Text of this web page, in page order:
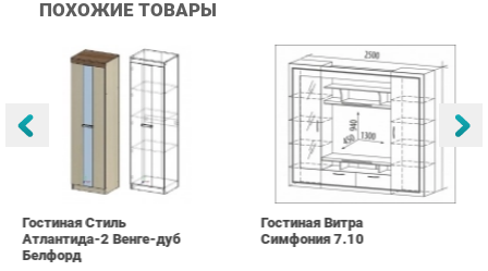
Купить
Гостиная Стиль
Атлантида-2 Венге-дуб
Белфорд
Купить
Гостиная Витра
Симфония 7.10
55 482 ₽
info@bedroom-ekb.ru +7 (903) 000-00-00
КАТАЛОГ ИНФОРМАЦИЯ ГОРОДА